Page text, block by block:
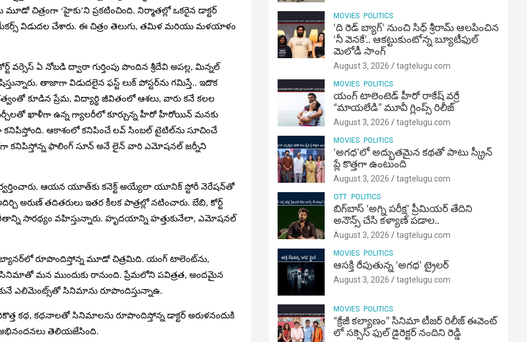
చిత్రంగా ‘హైకు’ని ప్రకటించింది. నిర్మాత‌ల్లో ఒక‌రైన డాక్ట‌ర్
మేకర్స్ విడుదల చేశారు. ఈ చిత్రం తెలుగు, తమిళ మరియు మళయాళం
వ‌ర్సెస్ ఏ నోబ‌డి ద్వారా గుర్తింపు పొందిన శ్రీదేవి అపల్ల, మిన్న‌ల్
తాజాగా విడుదలైన ఫస్ట్ లుక్ పోస్ట‌ర్‌ను గ‌మిస్తే.. ఇదొక
కూడిన ప్రేమ‌, విద్యార్థి జీవితంలో ఆశ‌లు, వారు క‌నే క‌ల‌ల
ఖాళీగా ఉన్న గ్యాలరీలో కూర్చున్న హీరో హీరోయిన్ మ‌న‌కు
క‌నిపిస్తోంది. ఆకాశంలో క‌నిపించే ల‌వ్ సింబ‌ల్ టైటిల్‌ను సూచించే
ఫాలింగ్ సూన్ అనే లైన్ వారి ఎమోష‌న‌ల్ జ‌ర్నీని
ఆయ‌న యూత్‌కు క‌నెక్ట్ అయ్యేలా యూనిక్ స్టోరీ నెరేష‌న్‌తో
అరుణ్ తదిత‌రులు ఇత‌ర కీల‌క పాత్ర‌ల్లో న‌టించారు. బేబి, కోర్ట్
సార‌థ్యం వ‌హిస్తున్నారు. హృద‌యాన్ని హ‌త్తుకునేలా, ఎమోష‌న‌ల్
రూపొందిస్తోన్న మూడో చిత్ర‌మిది. యంగ్ టాలెంట్‌ను,
మ‌న ముందుకు రానుంది. ప్రేమ‌లోని ప‌విత్ర‌త‌, అంద‌మైన
ఎలిమెంట్స్‌తో సినిమాను రూపొందిస్తున్నాఉ.
క‌థ‌, క‌థ‌నాల‌తో సినిమాల‌ను రూపొందిస్తోన్న డాక్ట‌ర్ అరుళ‌నందుకి
తెలియ‌జేసింది.
MOVIES POLITICS
‘ది రెడ్ బ్యాగ్’ నుంచి సిధ్ శ్రీరామ్ ఆలపించిన
‘నీ వెనకే’.. ఆకట్టుకుంటోన్న బ్యూటీఫుల్
మెలోడీ సాంగ్
August 3, 2026 tagtelugu.com
MOVIES POLITICS
యంగ్ టాలెంటెడ్ హీరో రాకేష్ వర్రే
“మాయలేడి” మూవీ గ్లింప్స్ రిలీజ్
August 3, 2026 tagtelugu.com
MOVIES POLITICS
‘అగధ’లో అద్భుతమైన కథతో పాటు స్క్రీన్
ప్లే కొత్తగా ఉంటుంది
August 3, 2026 tagtelugu.com
OTT POLITICS
బిగ్‌బాస్ ‘అగ్ని ప‌రీక్ష‌’ ప్రీమియర్ తేదిని
అనౌన్స్ చేసి కళ్యాణ్ పడాల..
August 3, 2026 tagtelugu.com
MOVIES POLITICS
ఆసక్తి రేపుతున్న ‘అగధ’ ట్రైలర్
August 3, 2026 tagtelugu.com
MOVIES POLITICS
“క్రేజీ కల్యాణం” సినిమా టీజర్ రిలీజ్ ఈవెంట్
లో సక్సెస్ ఫుల్ డైరెక్టర్ నందిని రెడ్డి